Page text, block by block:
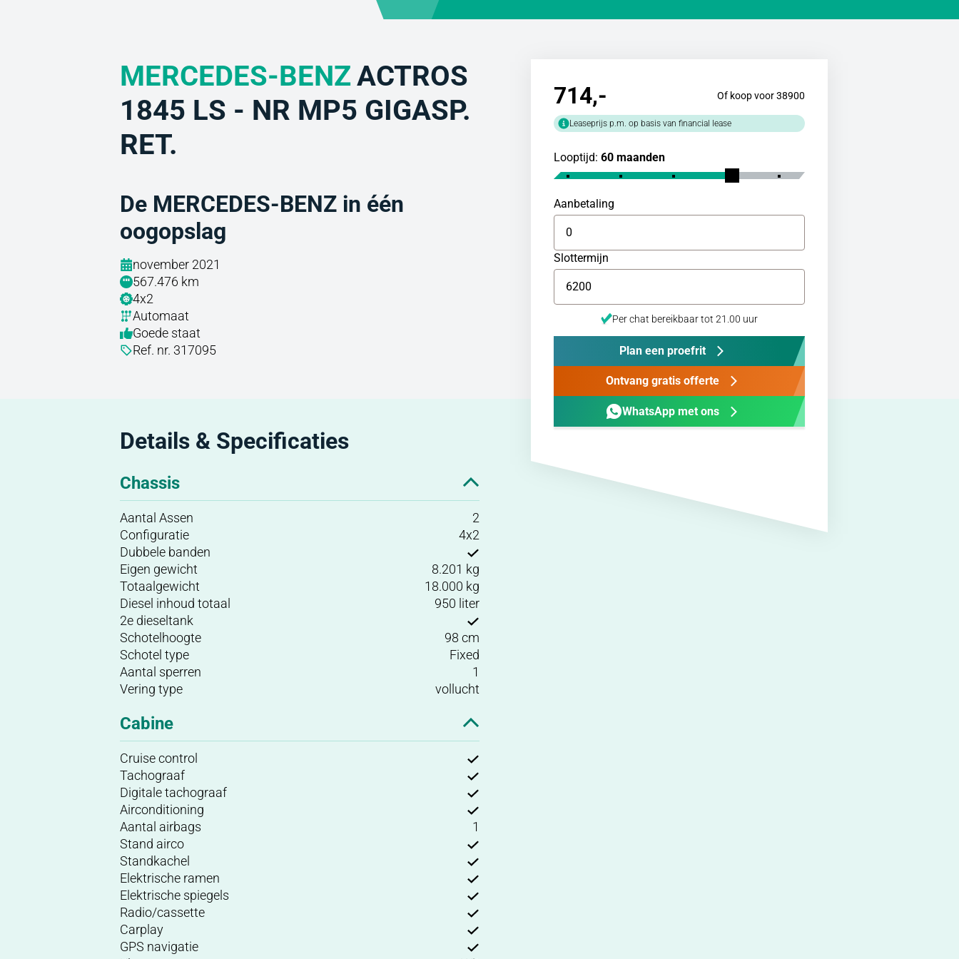
MERCEDES-BENZACTROS
1845 LS - NR MP5 GIGASP.
RET.
De MERCEDES-BENZ in één
oogopslag
november 2021
567.476 km
4x2
Automaat
Goede staat
Ref. nr. 317095
Details & Specificaties
Chassis
Aantal Assen
2
Configuratie
4x2
Dubbele banden
Eigen gewicht
8.201 kg
Totaalgewicht
18.000 kg
Diesel inhoud totaal
950 liter
2e dieseltank
Schotelhoogte
98 cm
Schotel type
Fixed
Aantal sperren
1
Vering type
vollucht
Cabine
Cruise control
Tachograaf
Digitale tachograaf
Airconditioning
Aantal airbags
1
Stand airco
Standkachel
Elektrische ramen
Elektrische spiegels
Radio/cassette
Carplay
GPS navigatie
714,- Of koop voor 38900
Leaseprijs p.m. op basis van financial lease
Looptijd: 60 maanden
Aanbetaling
Slottermijn
Per chat bereikbaar tot 21.00 uur
Plan een proefrit
Ontvang gratis offerte
WhatsApp met ons